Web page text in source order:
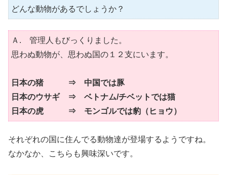
どんな動物があるでしょうか？
Ａ. 管理人もびっくりました。
思わぬ動物が、思わぬ国の１２支にいます。
日本の猪 ⇒ 中国では豚
日本のウサギ ⇒ ベトナム/チベットでは猫
日本の虎 ⇒ モンゴルでは豹 （ヒョウ）
それぞれの国に住んでる動物達が登場するようですね。
なかなか、こちらも興味深いです。